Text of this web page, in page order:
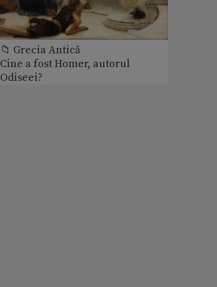
📁 Grecia Antică
Cine a fost Homer, autorul
Odiseei?